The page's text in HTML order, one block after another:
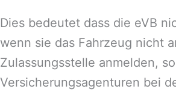
Dies bedeutet dass die eVB
wenn sie das Fahrzeug nicht
Zulassungsstelle anmelden,
Versicherungsagenturen bei